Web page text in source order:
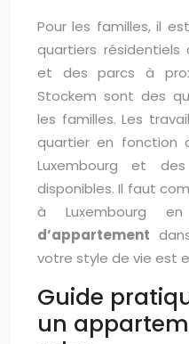
Pour les familles, il
quartiers
et des parcs à
Stockem sont des
les familles. Les
quartier en fonction
Luxembourg et
disponibles. Il faut
à Luxembourg
d’appartement
votre style de vie est
Guide
un